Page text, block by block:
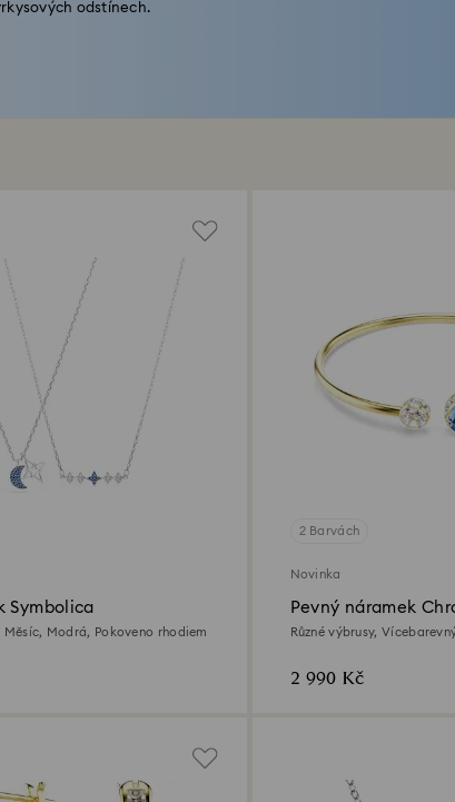
odstínech.
Symbolica
Měsíc, Modrá, Pokoveno rhodiem
2 Barvách
Novinka
Pevný náramek
Různé výbrusy,
2 990 Kč